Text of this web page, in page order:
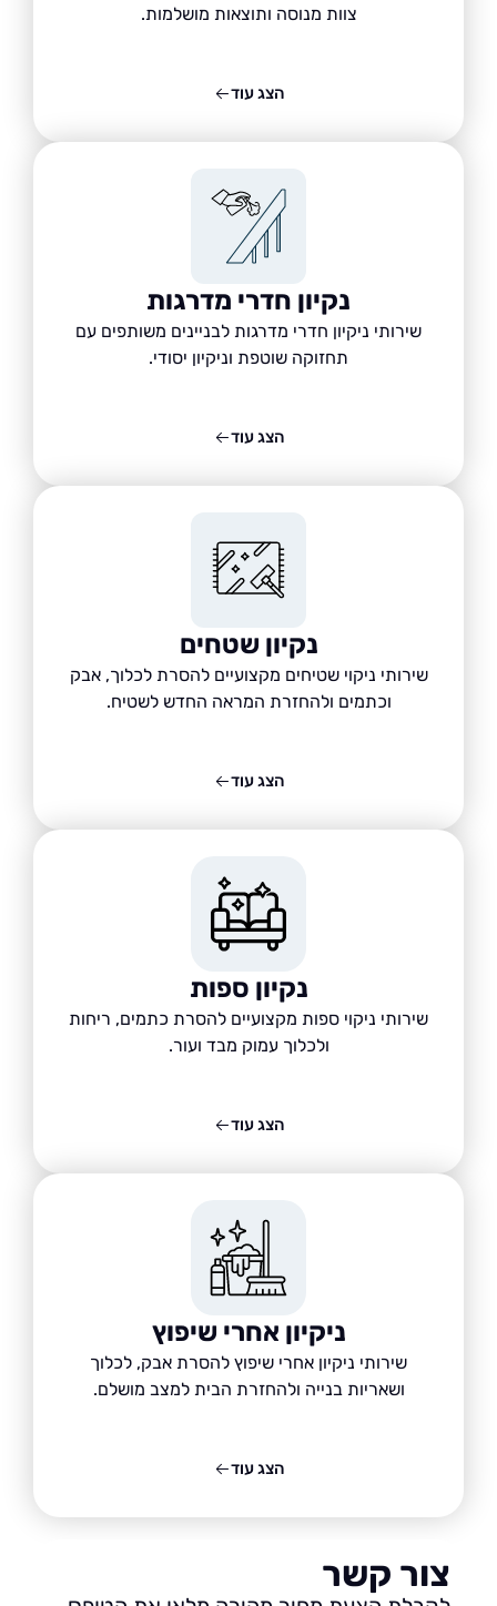
צוות מנוסה ותוצאות מושלמות.
נקיון חדרי מדרגות
שירותי ניקיון חדרי מדרגות לבניינים משותפים עם
תחזוקה שוטפת וניקיון יסודי.
נקיון שטחים
שירותי ניקוי שטיחים מקצועיים להסרת לכלוך, אבק
וכתמים ולהחזרת המראה החדש לשטיח.
נקיון ספות
שירותי ניקוי ספות מקצועיים להסרת כתמים, ריחות
ולכלוך עמוק מבד ועור.
ניקיון אחרי שיפוץ
שירותי ניקיון אחרי שיפוץ להסרת אבק, לכלוך
ושאריות בנייה ולהחזרת הבית למצב מושלם.
קשר